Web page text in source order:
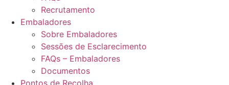
Recrutamento
Embaladores
Sobre Embaladores
Sessões de Esclarecimento
FAQs – Embaladores
Documentos
Pontos de Recolha